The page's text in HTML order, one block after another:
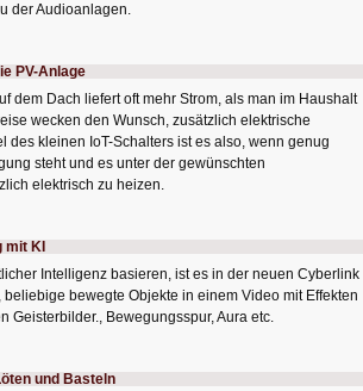
der Audioanlagen.
PV-Anlage
dem Dach liefert oft mehr Strom, als man im Haushalt
wecken den Wunsch, zusätzlich elektrische
des kleinen IoT-Schalters ist es also, wenn genug
steht und es unter der gewünschten
elektrisch zu heizen.
mit KI
Intelligenz basieren, ist es in der neuen Cyberlink
beliebige bewegte Objekte in einem Video mit Effekten
Geisterbilder., Bewegungsspur, Aura etc.
und Basteln